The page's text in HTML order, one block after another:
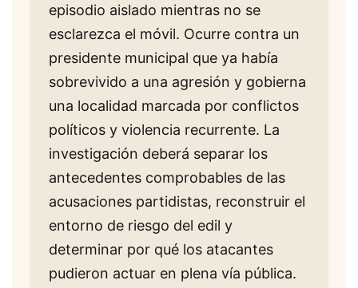
episodio aislado mientras no se
esclarezca el móvil. Ocurre contra un
presidente municipal que ya había
sobrevivido a una agresión y gobierna
una localidad marcada por conflictos
políticos y violencia recurrente. La
investigación deberá separar los
antecedentes comprobables de las
acusaciones partidistas, reconstruir el
entorno de riesgo del edil y
determinar por qué los atacantes
pudieron actuar en plena vía pública.